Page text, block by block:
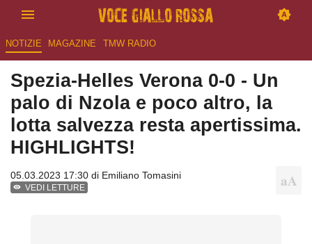
NOTIZIE MAGAZINE TMW RADIO
Spezia-Helles Verona 0-0 - Un
palo di Nzola e poco altro, la
lotta salvezza resta apertissima.
HIGHLIGHTS!
05.03.2023 17:30 di Emiliano Tomasini
VEDI LETTURE